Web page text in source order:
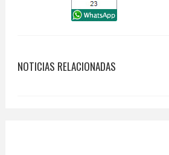
NOTICIAS RELACIONADAS